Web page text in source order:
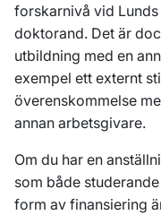
forskarnivå vid
doktorand. Det är
utbildning med en
exempel ett externt
överenskommelse
annan arbetsgivare.
Om du har en
som både
form av finansiering